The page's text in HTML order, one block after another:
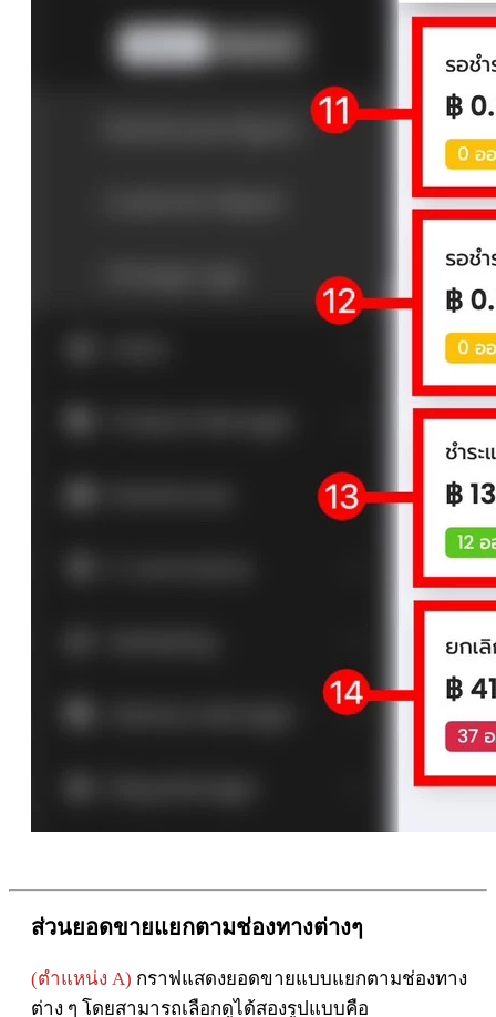
ส่วนยอดขายแยกตามช่องทางต่างๆ
(ตำแหน่ง A) กราฟแสดงยอดขายแบบแยกตามช่องทาง
ต่าง ๆ โดยสามารถเลือกดูได้สองรูปแบบคือ